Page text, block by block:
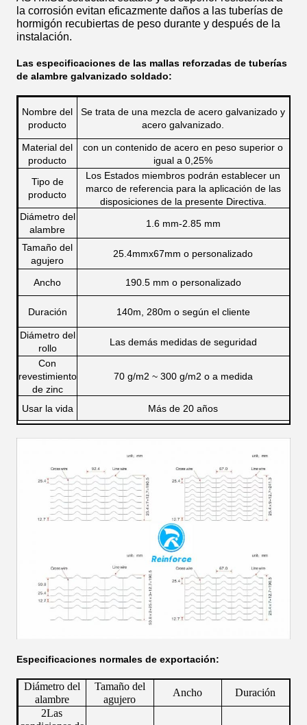
la corrosión evitan eficazmente daños a las tuberías de
hormigón recubiertas de peso durante y después de la
instalación.
Las especificaciones de las mallas reforzadas de tuberías
de alambre galvanizado soldado:
Nombre del
producto
Se trata de una mezcla de acero galvanizado y
acero galvanizado.
Material del
producto
con un contenido de acero en peso superior o
igual a 0,25%
Tipo de
producto
Los Estados miembros podrán establecer un
marco de referencia para la aplicación de las
disposiciones de la presente Directiva.
Diámetro del
alambre
1.6 mm-2.85 mm
Tamaño del
agujero
25.4mmx67mm o personalizado
Ancho 190.5 mm o personalizado
Duración 140m, 280m o según el cliente
Diámetro del
rollo
Las demás medidas de seguridad
Con
revestimiento
de zinc
70 g/m2 ~ 300 g/m2 o a medida
Usar la vida Más de 20 años
Especificaciones normales de exportación:
Diámetro del
alambre
Tamaño del
agujero
Ancho
Duración
2Las